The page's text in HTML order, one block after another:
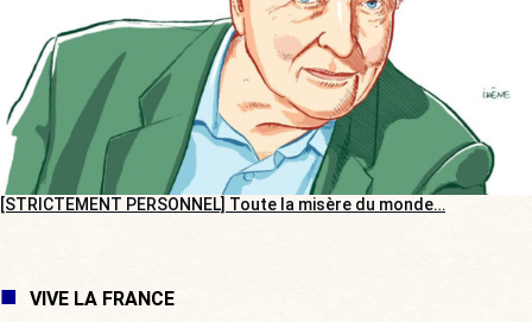
[STRICTEMENT PERSONNEL] Toute la misère du monde…
VIVE LA FRANCE